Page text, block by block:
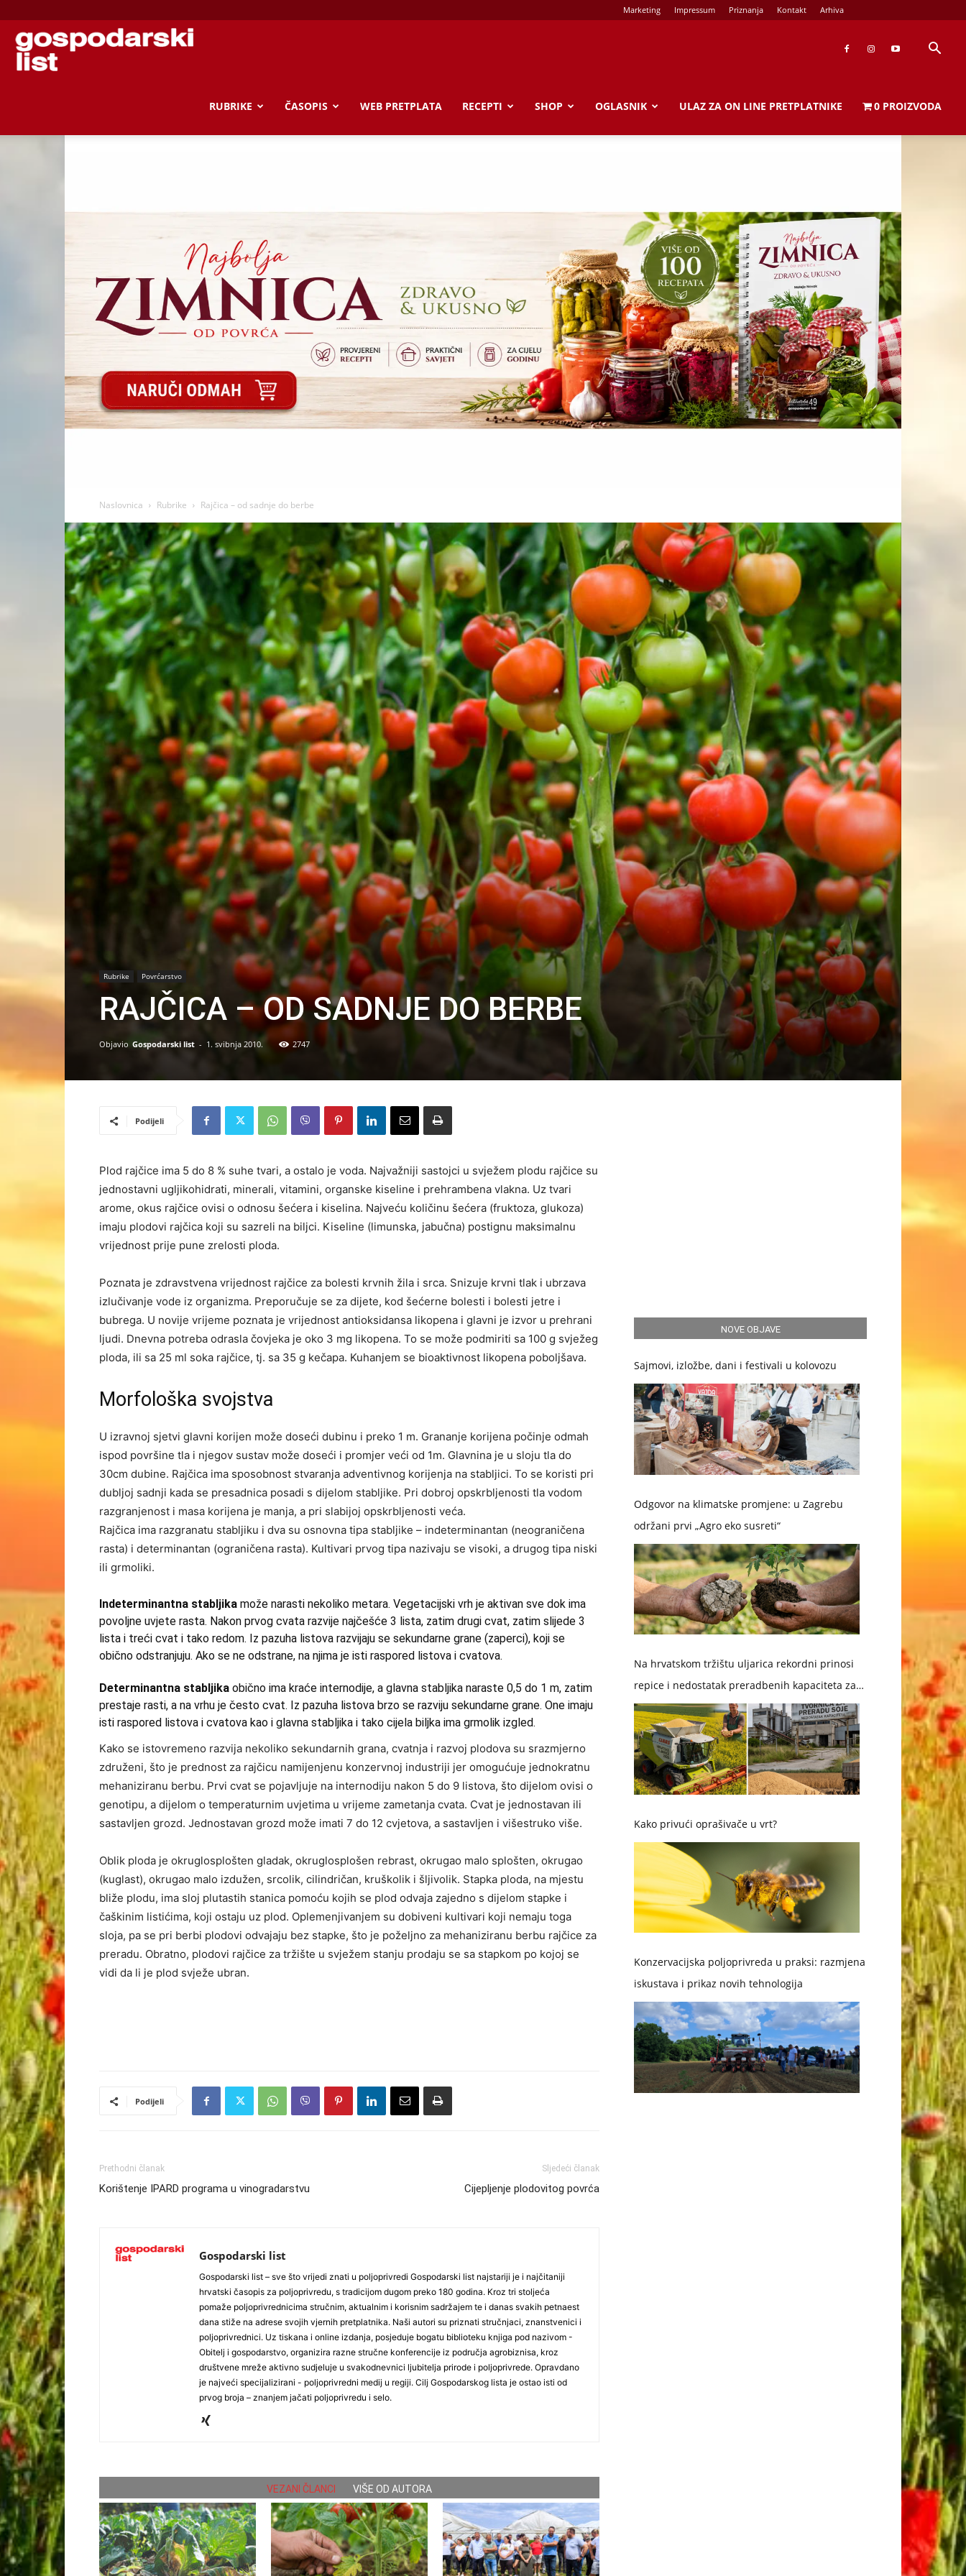
Marketing Impressum Priznanja Kontakt Arhiva
Gospodarski
RUBRIKE ČASOPIS WEB PRETPLATA RECEPTI SHOP OGLASNIK ULAZ ZA ON LINE PRETPLATNIKE 0 PROIZVODA
Naslovnica Rubrike Rajčica – od sadnje do berbe
Rubrike Povrćarstvo
RAJČICA – OD SADNJE DO BERBE
Objavio Gospodarski list - 1. svibnja 2010. 2747
Podijeli
Plod rajčice ima 5 do 8 % suhe tvari, a ostalo je voda. Najvažniji sastojci u svježem plodu rajčice su
jednostavni ugljikohidrati, minerali, vitamini, organske kiseline i prehrambena vlakna. Uz tvari
arome, okus rajčice ovisi o odnosu šećera i kiselina. Najveću količinu šećera (fruktoza, glukoza)
imaju plodovi rajčica koji su sazreli na biljci. Kiseline (limunska, jabučna) postignu maksimalnu
vrijednost prije pune zrelosti ploda.
Poznata je zdravstvena vrijednost rajčice za bolesti krvnih žila i srca. Snizuje krvni tlak i ubrzava
izlučivanje vode iz organizma. Preporučuje se za dijete, kod šećerne bolesti i bolesti jetre i
bubrega. U novije vrijeme poznata je vrijednost antioksidansa likopena i glavni je izvor u prehrani
ljudi. Dnevna potreba odrasla čovjeka je oko 3 mg likopena. To se može podmiriti sa 100 g svježeg
ploda, ili sa 25 ml soka rajčice, tj. sa 35 g kečapa. Kuhanjem se bioaktivnost likopena poboljšava.
Morfološka svojstva
U izravnoj sjetvi glavni korijen može doseći dubinu i preko 1 m. Grananje korijena počinje odmah
ispod površine tla i njegov sustav može doseći i promjer veći od 1m. Glavnina je u sloju tla do
30cm dubine. Rajčica ima sposobnost stvaranja adventivnog korijenja na stabljici. To se koristi pri
dubljoj sadnji kada se presadnica posadi s dijelom stabljike. Pri dobroj opskrbljenosti tla vodom
razgranjenost i masa korijena je manja, a pri slabijoj opskrbljenosti veća.
Rajčica ima razgranatu stabljiku i dva su osnovna tipa stabljike – indeterminantan (neograničena
rasta) i determinantan (ograničena rasta). Kultivari prvog tipa nazivaju se visoki, a drugog tipa niski
ili grmoliki.
Indeterminantna stabljika može narasti nekoliko metara. Vegetacijski vrh je aktivan sve dok ima
povoljne uvjete rasta. Nakon prvog cvata razvije najčešće 3 lista, zatim drugi cvat, zatim slijede 3
lista i treći cvat i tako redom. Iz pazuha listova razvijaju se sekundarne grane (zaperci), koji se
obično odstranjuju. Ako se ne odstrane, na njima je isti raspored listova i cvatova.
Determinantna stabljika obično ima kraće internodije, a glavna stabljika naraste 0,5 do 1 m, zatim
prestaje rasti, a na vrhu je često cvat. Iz pazuha listova brzo se razviju sekundarne grane. One imaju
isti raspored listova i cvatova kao i glavna stabljika i tako cijela biljka ima grmolik izgled.
Kako se istovremeno razvija nekoliko sekundarnih grana, cvatnja i razvoj plodova su srazmjerno
združeni, što je prednost za rajčicu namijenjenu konzervnoj industriji jer omogućuje jednokratnu
mehaniziranu berbu. Prvi cvat se pojavljuje na internodiju nakon 5 do 9 listova, što dijelom ovisi o
genotipu, a dijelom o temperaturnim uvjetima u vrijeme zametanja cvata. Cvat je jednostavan ili
sastavljen grozd. Jednostavan grozd može imati 7 do 12 cvjetova, a sastavljen i višestruko više.
Oblik ploda je okruglosplošten gladak, okruglosplošen rebrast, okrugao malo splošten, okrugao
(kuglast), okrugao malo izdužen, srcolik, cilindričan, kruškolik i šljivolik. Stapka ploda, na mjestu
bliže plodu, ima sloj plutastih stanica pomoću kojih se plod odvaja zajedno s dijelom stapke i
čaškinim listićima, koji ostaju uz plod. Oplemenjivanjem su dobiveni kultivari koji nemaju toga
sloja, pa se pri berbi plodovi odvajaju bez stapke, što je poželjno za mehaniziranu berbu rajčice za
preradu. Obratno, plodovi rajčice za tržište u svježem stanju prodaju se sa stapkom po kojoj se
vidi da li je plod svježe ubran.
Podijeli
Prethodni članak
Korištenje IPARD programa u vinogradarstvu
Sljedeći članak
Cijepljenje plodovitog povrća
Gospodarski list
Gospodarski list – sve što vrijedi znati u poljoprivredi Gospodarski list najstariji je i najčitaniji
hrvatski časopis za poljoprivredu, s tradicijom dugom preko 180 godina. Kroz tri stoljeća
pomaže poljoprivrednicima stručnim, aktualnim i korisnim sadržajem te i danas svakih petnaest
dana stiže na adrese svojih vjernih pretplatnika. Naši autori su priznati stručnjaci, znanstvenici i
poljoprivrednici. Uz tiskana i online izdanja, posjeduje bogatu biblioteku knjiga pod nazivom -
Obitelj i gospodarstvo, organizira razne stručne konferencije iz područja agrobiznisa, kroz
društvene mreže aktivno sudjeluje u svakodnevnici ljubitelja prirode i poljoprivrede. Opravdano
je najveći specijalizirani - poljoprivredni medij u regiji. Cilj Gospodarskog lista je ostao isti od
prvog broja – znanjem jačati poljoprivredu i selo.
VEZANI ČLANCI VIŠE OD AUTORA
NOVE OBJAVE
Sajmovi, izložbe, dani i festivali u kolovozu
Odgovor na klimatske promjene: u Zagrebu
održani prvi „Agro eko susreti“
Na hrvatskom tržištu uljarica rekordni prinosi
repice i nedostatak preradbenih kapaciteta za
soju
Kako privući oprašivače u vrt?
Konzervacijska poljoprivreda u praksi: razmjena
iskustava i prikaz novih tehnologija